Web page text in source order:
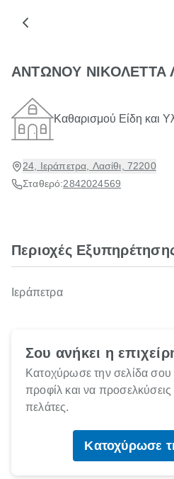
ΑΝΤΩΝΟΥ ΝΙΚΟΛΕΤΤΑ
Καθαρισμού Είδη και
24, Ιεράπετρα, Λασίθι, 72200
Σταθερό:2842024569
Περιοχές
Ιεράπετρα
Σου ανήκει η
Κατοχύρωσε την σελίδα σου
προφίλ και να
πελάτες.
Κατοχύρωσε